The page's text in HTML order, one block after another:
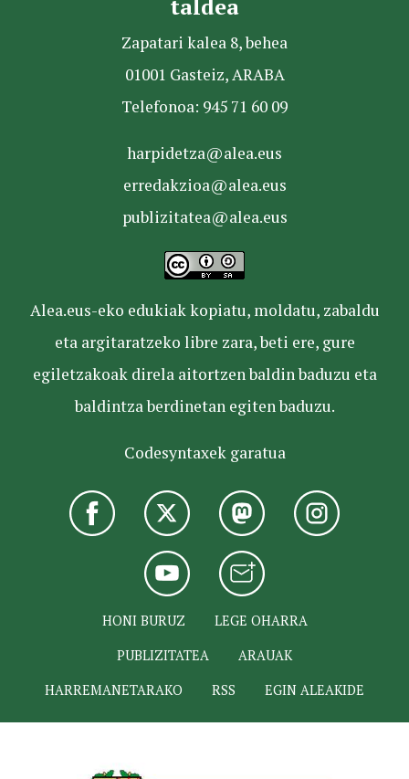
taldea
Zapatari kalea 8, behea
01001 Gasteiz, ARABA
Telefonoa: 945 71 60 09
harpidetza@alea.eus
erredakzioa@alea.eus
publizitatea@alea.eus
Alea.eus-eko edukiak kopiatu, moldatu, zabaldu
eta argitaratzeko libre zara, beti ere, gure
egiletzakoak direla aitortzen baldin baduzu eta
baldintza berdinetan egiten baduzu.
Codesyntaxek garatua
HONI BURUZ
LEGE OHARRA
PUBLIZITATEA
ARAUAK
HARREMANETARAKO
RSS EGIN ALEAKIDE